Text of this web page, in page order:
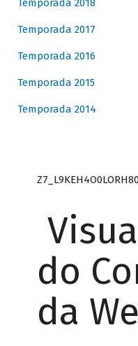
Temporada 2018
Temporada 2017
Temporada 2016
Temporada 2015
Temporada 2014
do
da